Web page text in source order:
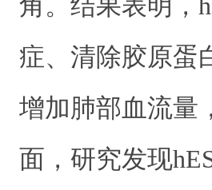
症、清除胶原蛋
增加肺部血流量
面，研究发现